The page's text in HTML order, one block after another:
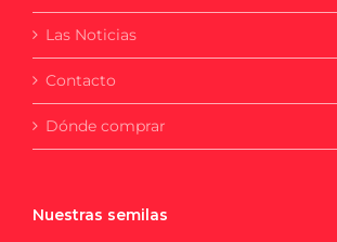
Las Noticias
Contacto
Dónde comprar
Nuestras semilas